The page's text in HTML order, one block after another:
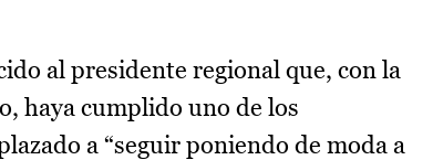
al presidente regional que, con la
haya cumplido uno de los
a “seguir poniendo de moda a